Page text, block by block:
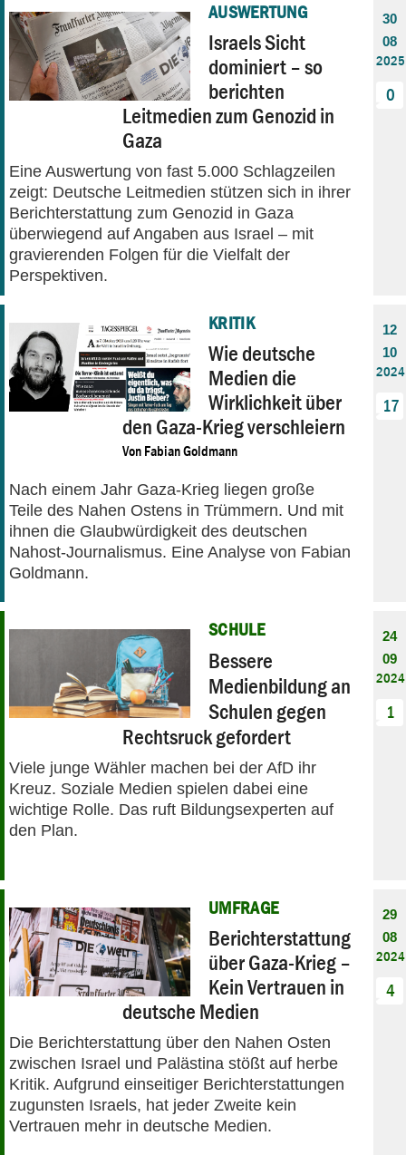
AUSWERTUNG
Israels Sicht
dominiert – so
berichten
Leitmedien zum Genozid in
Gaza
Eine Auswertung von fast 5.000 Schlagzeilen
zeigt: Deutsche Leitmedien stützen sich in ihrer
Berichterstattung zum Genozid in Gaza
überwiegend auf Angaben aus Israel – mit
gravierenden Folgen für die Vielfalt der
Perspektiven.
30
08
2025
0
KRITIK
Wie deutsche
Medien die
Wirklichkeit über
den Gaza-Krieg verschleiern
Von Fabian Goldmann
Nach einem Jahr Gaza-Krieg liegen große
Teile des Nahen Ostens in Trümmern. Und mit
ihnen die Glaubwürdigkeit des deutschen
Nahost-Journalismus. Eine Analyse von Fabian
Goldmann.
12
10
2024
17
SCHULE
Bessere
Medienbildung an
Schulen gegen
Rechtsruck gefordert
Viele junge Wähler machen bei der AfD ihr
Kreuz. Soziale Medien spielen dabei eine
wichtige Rolle. Das ruft Bildungsexperten auf
den Plan.
24
09
2024
1
UMFRAGE
Berichterstattung
über Gaza-Krieg –
Kein Vertrauen in
deutsche Medien
Die Berichterstattung über den Nahen Osten
zwischen Israel und Palästina stößt auf herbe
Kritik. Aufgrund einseitiger Berichterstattungen
zugunsten Israels, hat jeder Zweite kein
Vertrauen mehr in deutsche Medien.
29
08
2024
4